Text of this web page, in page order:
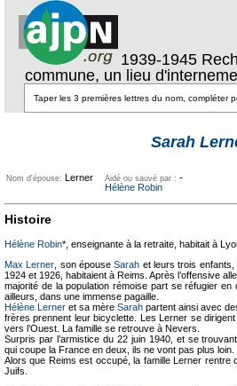
1939-1945
commune, un lieu
Sarah
Nom d'épouse: Lerner Aidé ou sauvé par : -
Hélène Robin
Histoire
Hélène Robin*, enseignante à la retraite, habitait à
Max Lerner , son épouseSarah et leurs trois enfants,
1924 et 1926, habitaient à Reims. Après l’offensive
majorité de la population rémoise part se réfugier
ailleurs, dans une immense pagaille.
Hélène Lerner et sa mère Sarah partent ainsi avec
frères prennent leur bicyclette. Les Lerner se
vers l’Ouest. La famille se retrouve à Nevers.
Surpris par l’armistice du 22 juin 1940, et se
qui coupe la France en deux, ils ne vont pas plus loin.
Alors que Reims est occupé, la famille Lerner rentre
Juifs.